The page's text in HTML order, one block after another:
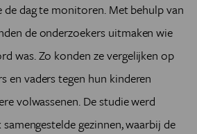
de dag te monitoren. Met behulp van
de onderzoekers uitmaken wie
was. Zo konden ze vergelijken op
en vaders tegen hun kinderen
volwassenen. De studie werd
gezinnen, waarbij de